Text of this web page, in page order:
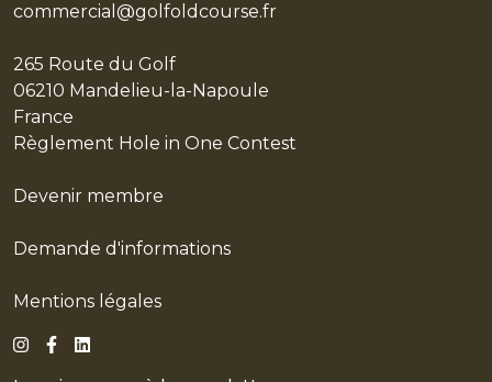
commercial@golfoldcourse.fr
265 Route du Golf
06210 Mandelieu-la-Napoule
France
Règlement Hole in One Contest
Devenir membre
Demande d'informations
Mentions légales